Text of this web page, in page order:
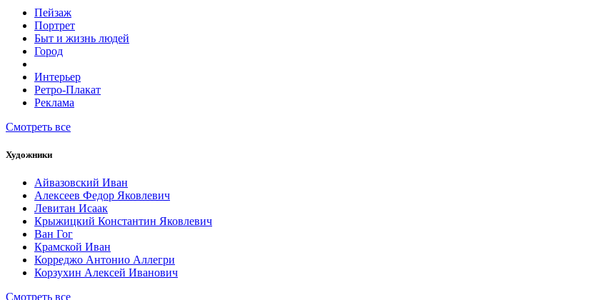
Пейзаж
Портрет
Быт и жизнь людей
Город
Интерьер
Ретро-Плакат
Реклама
Смотреть все
Художники
Айвазовский Иван
Алексеев Федор Яковлевич
Левитан Исаак
Крыжицкий Константин Яковлевич
Ван Гог
Крамской Иван
Корреджо Антонио Аллегри
Корзухин Алексей Иванович
Смотреть все